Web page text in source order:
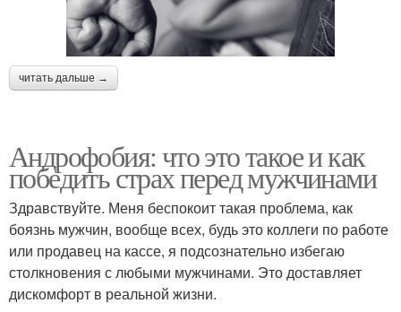
читать дальше →
Андрофобия: что это такое и как
победить страх перед мужчинами
Здравствуйте. Меня беспокоит такая проблема, как
боязнь мужчин, вообще всех, будь это коллеги по работе
или продавец на кассе, я подсознательно избегаю
столкновения с любыми мужчинами. Это доставляет
дискомфорт в реальной жизни.